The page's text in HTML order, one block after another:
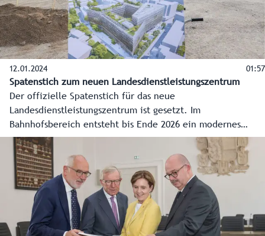
12.01.2024 01:57
Spatenstich zum neuen Landesdienstleistungszentrum
Der offizielle Spatenstich für das neue
Landesdienstleistungszentrum ist gesetzt. Im
Bahnhofsbereich entsteht bis Ende 2026 ein modernes
Verwaltungszentrum mit einem großen Bürgerservice und
Platz für 1.200 Mitarbeiter des Landes. Das Land Salzburg
investiert rund 200 Millionen Euro.